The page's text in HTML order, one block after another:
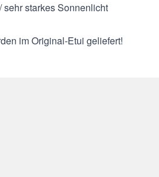
sehr starkes Sonnenlicht
im Original-Etui geliefert!